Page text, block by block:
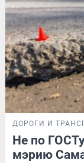
ДОРОГИ И
Не по
мэрию